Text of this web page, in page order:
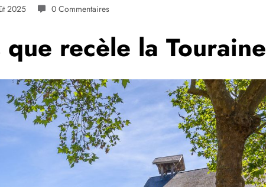
2025 0 Commentaires
que recèle la Touraine